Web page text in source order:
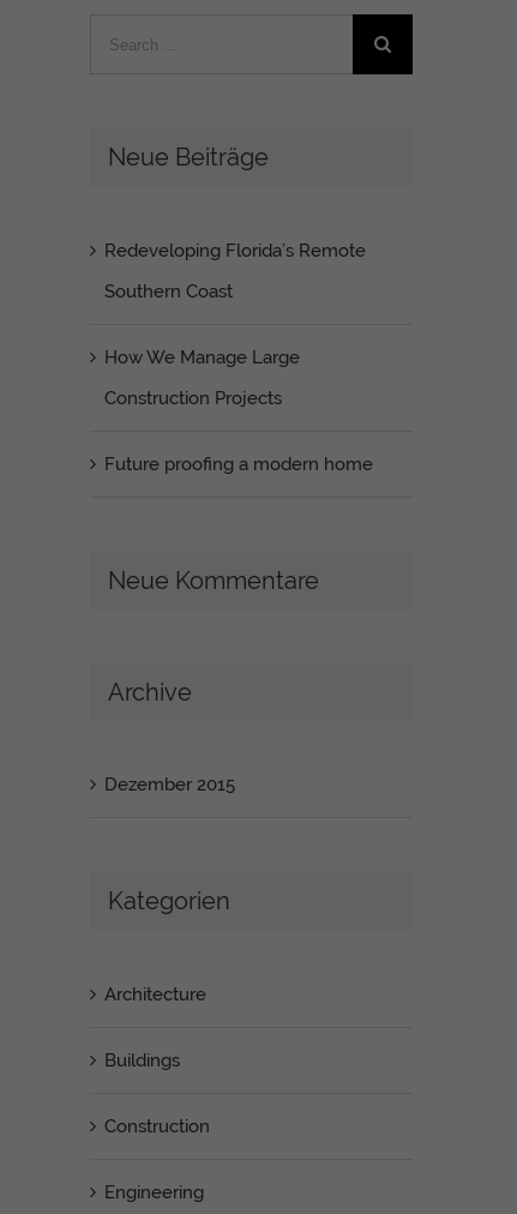
Search
Neue Beiträge
Redeveloping Florida’s Remote
Southern Coast
How We Manage Large
Construction Projects
Future proofing a modern home
Neue Kommentare
Archive
Dezember 2015
Kategorien
Architecture
Buildings
Construction
Engineering